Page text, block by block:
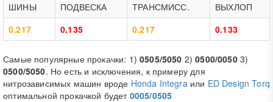
ШИНЫ
ПОДВЕСКА ТРАНСМИСС.
ВЫХЛОП
0.217
0.135 0.217 0.133
Самые популярные прокачки: 1)0505/5050 2)0500/00503)
0500/5050. Но есть и исключения, к примеру для
нитрозависимых машин вроде Honda Integraили ED Design Torq
оптимальной прокачкой будет 0005/0505